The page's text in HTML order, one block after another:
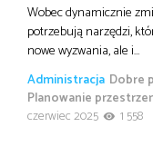
Wobec dynamicznie
potrzebują narzędzi,
nowe wyzwania, ale i…
Administracja Dobre
Planowanie
czerwiec 2025
1 558